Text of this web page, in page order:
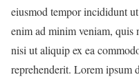
eiusmod tempor incididunt
enim ad minim veniam, quis
nisi ut aliquip ex ea
reprehenderit. Lorem ipsum